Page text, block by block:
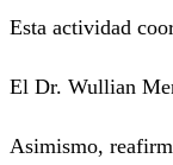
Esta actividad
El Dr. Wullian
Asimismo,